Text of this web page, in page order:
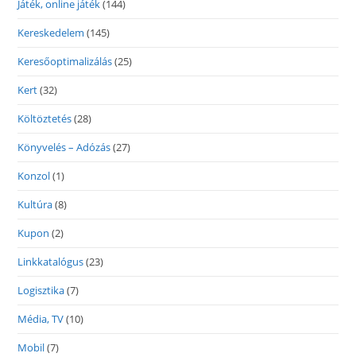
Játék, online játék(144)
Kereskedelem (145)
Keresőoptimalizálás(25)
Kert(32)
Költöztetés(28)
Könyvelés – Adózás(27)
Konzol(1)
Kultúra(8)
Kupon (2)
Linkkatalógus(23)
Logisztika(7)
Média, TV(10)
Mobil(7)